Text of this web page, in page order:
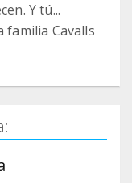
Y tú...
familia Cavalls